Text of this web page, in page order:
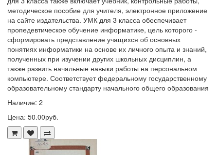
методическое пособие для учителя, электронное приложение
на сайте издательства. УМК для 3 класса обеспечивает
пропедевтическое обучение информатике, цель которого -
сформировать представление учащихся об основных
понятиях информатики на основе их личного опыта и знаний,
полученных при изучении других школьных дисциплин, а
также развить начальные навыки работы на персональном
компьютере. Соответствует федеральному государственному
образовательному стандарту начального общего образования
Наличие: 2
Цена: 50.00руб.